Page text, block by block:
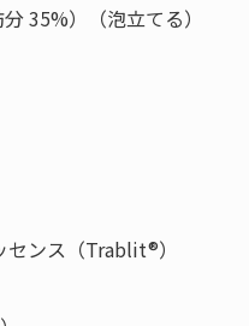
35%）（泡立てる）
ンス（Trablit®）